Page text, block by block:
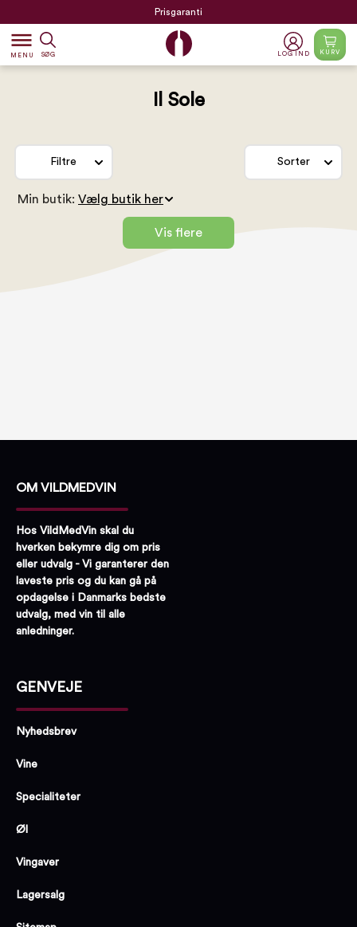
Prisgaranti
dehaze
MENU SØG LOG IND KURV
Il Sole
Filtre Sorter
Min butik:
Vis flere
OM VILDMEDVIN
Hos VildMedVin skal du
hverken bekymre dig om pris
eller udvalg - Vi garanterer den
laveste pris og du kan gå på
opdagelse i Danmarks bedste
udvalg, med vin til alle
anledninger.
GENVEJE
Nyhedsbrev
Vine
Specialiteter
Øl
Vingaver
Lagersalg